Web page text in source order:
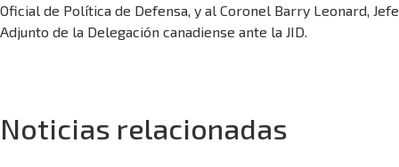
Oficial de Política de Defensa, y al Coronel Barry Leonard, Jefe
Adjunto de la Delegación canadiense ante la JID.
Noticias relacionadas